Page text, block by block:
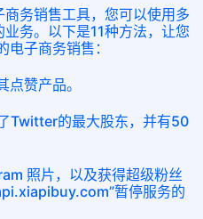
务销售工具，您可以使用多
务。以下是11种方法，让您
子商务销售：
赞产品。
Twitter的最大股东，并有50
照片，以及获得超级粉丝
暂停服务的